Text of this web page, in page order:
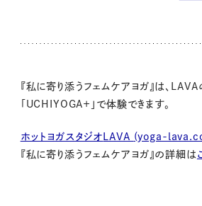
『私に寄り添うフェムケアヨガ』は、 LAVA
UCHIYOGA＋」で体験できます。
ホットヨガスタジオ LAVA (yoga-
『私に寄り添うフェムケアヨガ』の詳細は